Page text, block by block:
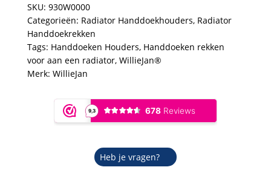
1
stang
-
36
cm
-
SKU: 930W0000
Categorieën: Radiator Handdoekhouders, Radiator
Handdoekrekken
Tags: Handdoeken Houders, Handdoeken rekken
voor aan een radiator, WillieJan®
Merk: WillieJan
Heb je vragen?